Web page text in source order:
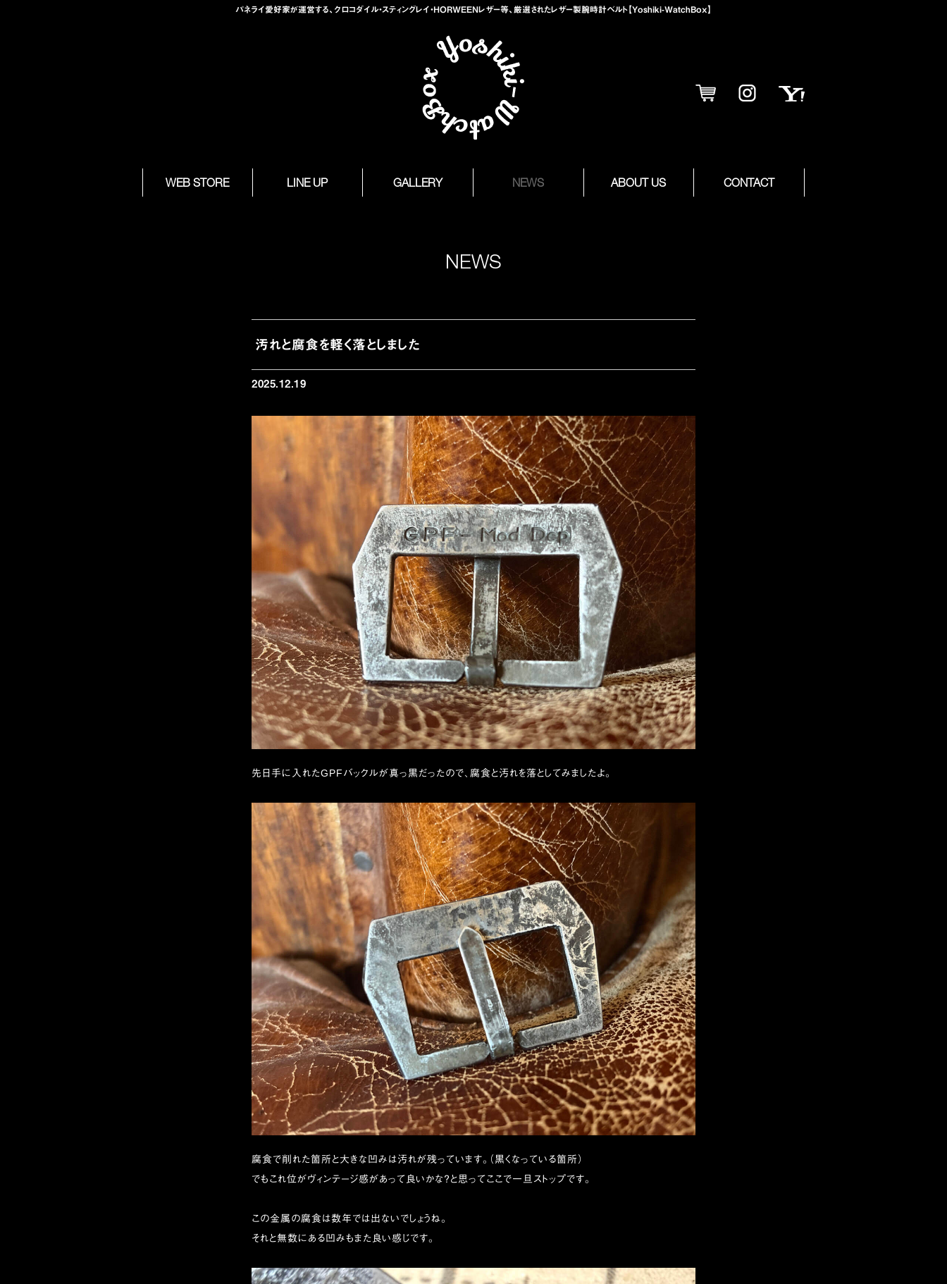
パネライ愛好家が運営する、クロコダイル・スティングレイ・HORWEENレザー等、厳選されたレザー製腕時計ベルト【Yoshiki-WatchBox】
WEB STORE LINE UP GALLERY NEWS ABOUT US CONTACT
NEWS
汚れと腐食を軽く落としました
2025.12.19
先日手に入れたGPFバックルが真っ黒だったので、腐食と汚れを落としてみましたよ。
腐食で削れた箇所と大きな凹みは汚れが残っています。（黒くなっている箇所）
でもこれ位がヴィンテージ感があって良いかな？と思ってここで一旦ストップです。
この金属の腐食は数年では出ないでしょうね。
それと無数にある凹みもまた良い感じです。